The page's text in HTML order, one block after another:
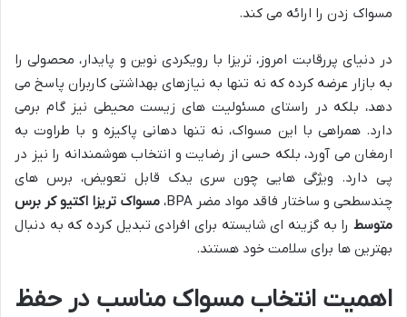
مسواک زدن را ارائه می کند.
در دنیای پررقابت امروز، تریزا با رویکردی نوین و پایدار، محصولی را
به بازار عرضه کرده که نه تنها به نیازهای بهداشتی کاربران پاسخ می
دهد، بلکه در راستای مسئولیت های زیست محیطی نیز گام برمی
دارد. همراهی با این مسواک، نه تنها دهانی پاکیزه و با طراوت به
ارمغان می آورد، بلکه حسی از رضایت و انتخاب هوشمندانه را نیز در
پی دارد. ویژگی هایی چون سری یدک قابل تعویض، برس های
چندسطحی و ساختار فاقد مواد مضر BPA،
مسواک تریزا اکتیو کر برس
متوسط را به گزینه ای شایسته برای افرادی تبدیل کرده که به دنبال
بهترین ها برای سلامت خود هستند.
اهمیت انتخاب مسواک مناسب در حفظ